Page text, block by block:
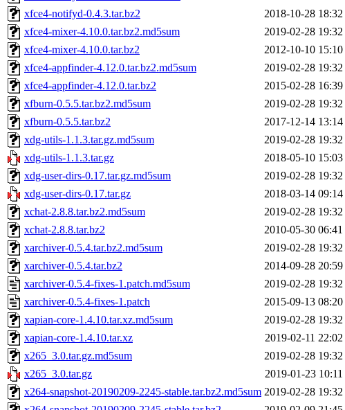
xfce4-notifyd-0.4.3.tar.bz2
2018-10-28 18:32
xfce4-mixer-4.10.0.tar.bz2.md5sum
2019-02-28 19:32
xfce4-mixer-4.10.0.tar.bz2
2012-10-10 15:10
xfce4-appfinder-4.12.0.tar.bz2.md5sum
2019-02-28 19:32
xfce4-appfinder-4.12.0.tar.bz2
2015-02-28 16:39
xfburn-0.5.5.tar.bz2.md5sum
2019-02-28 19:32
xfburn-0.5.5.tar.bz2
2017-12-14 13:14
xdg-utils-1.1.3.tar.gz.md5sum
2019-02-28 19:32
xdg-utils-1.1.3.tar.gz
2018-05-10 15:03
xdg-user-dirs-0.17.tar.gz.md5sum
2019-02-28 19:32
xdg-user-dirs-0.17.tar.gz
2018-03-14 09:14
xchat-2.8.8.tar.bz2.md5sum
2019-02-28 19:32
xchat-2.8.8.tar.bz2
2010-05-30 06:41
xarchiver-0.5.4.tar.bz2.md5sum
2019-02-28 19:32
xarchiver-0.5.4.tar.bz2
2014-09-28 20:59
xarchiver-0.5.4-fixes-1.patch.md5sum
2019-02-28 19:32
xarchiver-0.5.4-fixes-1.patch
2015-09-13 08:20
xapian-core-1.4.10.tar.xz.md5sum
2019-02-28 19:32
xapian-core-1.4.10.tar.xz
2019-02-11 22:02
x265_3.0.tar.gz.md5sum
2019-02-28 19:32
x265_3.0.tar.gz
2019-01-23 10:11
x264-snapshot-20190209-2245-stable.tar.bz2.md5sum 2019-02-28 19:32